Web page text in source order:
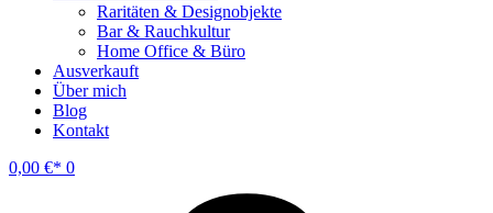
Raritäten & Designobjekte
Bar & Rauchkultur
Home Office & Büro
Ausverkauft
Über mich
Blog
Kontakt
0,00 € 0